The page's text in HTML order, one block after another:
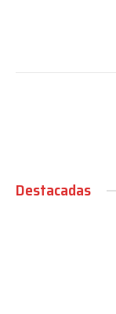
Destacadas